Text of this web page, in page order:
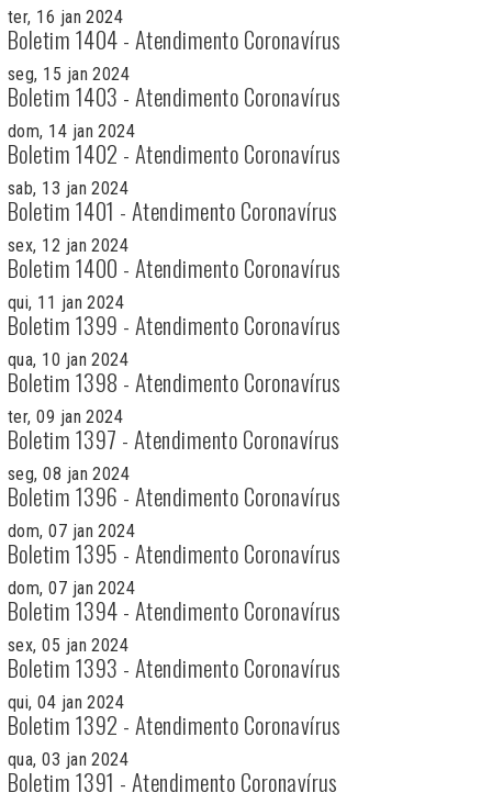
ter, 16 jan 2024
Boletim 1404 - Atendimento Coronavírus
seg, 15 jan 2024
Boletim 1403 - Atendimento Coronavírus
dom, 14 jan 2024
Boletim 1402 - Atendimento Coronavírus
sab, 13 jan 2024
Boletim 1401 - Atendimento Coronavírus
sex, 12 jan 2024
Boletim 1400 - Atendimento Coronavírus
qui, 11 jan 2024
Boletim 1399 - Atendimento Coronavírus
qua, 10 jan 2024
Boletim 1398 - Atendimento Coronavírus
ter, 09 jan 2024
Boletim 1397 - Atendimento Coronavírus
seg, 08 jan 2024
Boletim 1396 - Atendimento Coronavírus
dom, 07 jan 2024
Boletim 1395 - Atendimento Coronavírus
dom, 07 jan 2024
Boletim 1394 - Atendimento Coronavírus
sex, 05 jan 2024
Boletim 1393 - Atendimento Coronavírus
qui, 04 jan 2024
Boletim 1392 - Atendimento Coronavírus
qua, 03 jan 2024
Boletim 1391 - Atendimento Coronavírus